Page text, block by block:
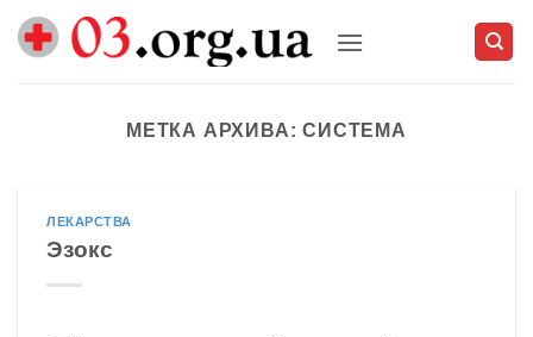
Skip
МЕТКА АРХИВА:СИСТЕМА
ЛЕКАРСТВА
Эзокс